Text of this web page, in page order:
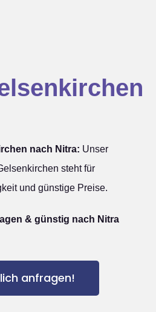
nach Nitra: Unser
steht für
und günstige Preise.
& günstig nach Nitra
anfragen!